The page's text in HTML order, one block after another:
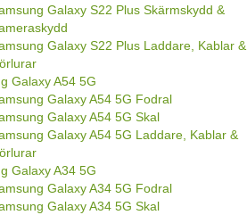
Galaxy S22 Plus Skärmskydd &
Galaxy S22 Plus Laddare, Kablar &
Galaxy A54 5G
Galaxy A54 5G Fodral
Galaxy A54 5G Skal
Galaxy A54 5G Laddare, Kablar &
Galaxy A34 5G
Galaxy A34 5G Fodral
Galaxy A34 5G Skal